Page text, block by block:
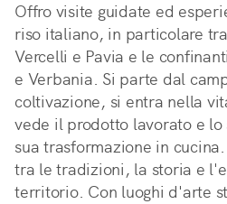
Offro visite guidate ed
riso italiano, in particolare
Vercelli e Pavia e le
e Verbania. Si parte dal
coltivazione, si entra nella
vede il prodotto lavorato e lo
sua trasformazione in
tra le tradizioni, la storia e
territorio. Con luoghi d'arte